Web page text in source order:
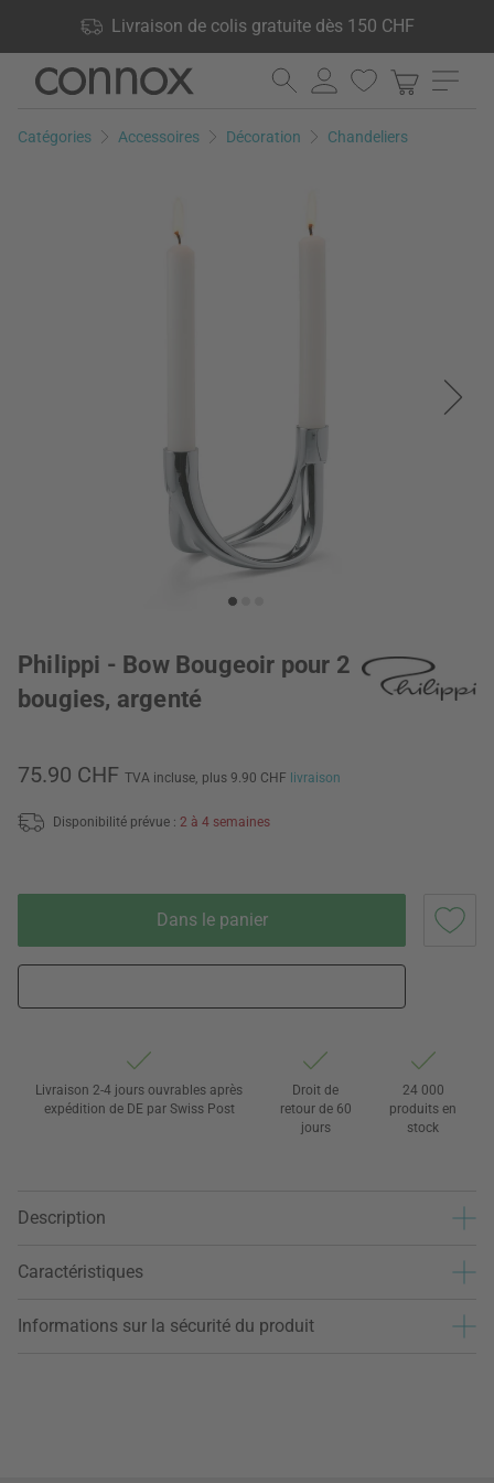
Livraison de colis gratuite dès 150 CHF
produits en stock, Droit de retour de 60 jours
Aller
contenu
Aller
la
Catégories Accessoires Décoration Chandeliers
Philippi - Bow Bougeoir pour 2
bougies, argenté
75.90 CHF TVA incluse, plus 9.90 CHF livraison
Disponibilité prévue : 2 à 4 semaines
Dans le panier
Livraison 2-4 jours ouvrables après
expédition de DE par Swiss Post
Droit de
retour de 60
jours
24 000
produits en
stock
Description
Caractéristiques
Informations sur la sécurité du produit